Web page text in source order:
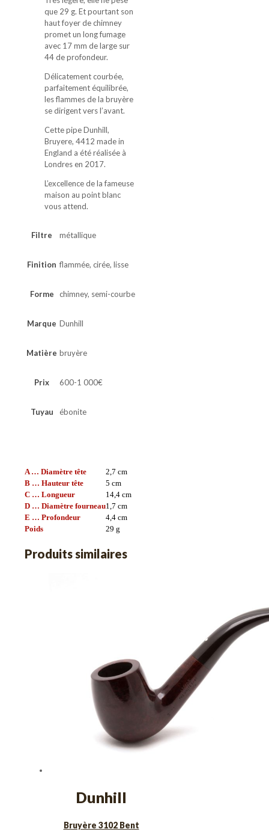
que 29 g. Et pourtant son
haut foyer de chimney
promet un long fumage
avec 17 mm de large sur
44 de profondeur.
Délicatement courbée,
parfaitement équilibrée,
les flammes de la bruyère
se dirigent vers l’avant.
Cette pipe Dunhill,
Bruyere, 4412 made in
England a été réalisée à
Londres en 2017.
L’excellence de la fameuse
maison au point blanc
vous attend.
Filtre métallique
Finition flammée, cirée, lisse
Forme chimney, semi-courbe
Marque Dunhill
Matière bruyère
Prix 600-1 000€
Tuyau ébonite
A … Diamètre tête
2,7 cm
B … Hauteur tête
5 cm
C … Longueur
14,4 cm
D … Diamètre fourneau1,7 cm
E … Profondeur
4,4 cm
Poids
29 g
Produits similaires
Dunhill
Bruyère 3102 Bent